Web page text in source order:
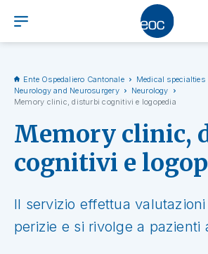
Ente Ospedaliero Cantonale
Medical specialties
Neurology and Neurosurgery
Neurology
Memory clinic, disturbi cognitivi e logopedia
Memory clinic,
cognitivi e
Il servizio effettua
perizie e si rivolge a pazienti